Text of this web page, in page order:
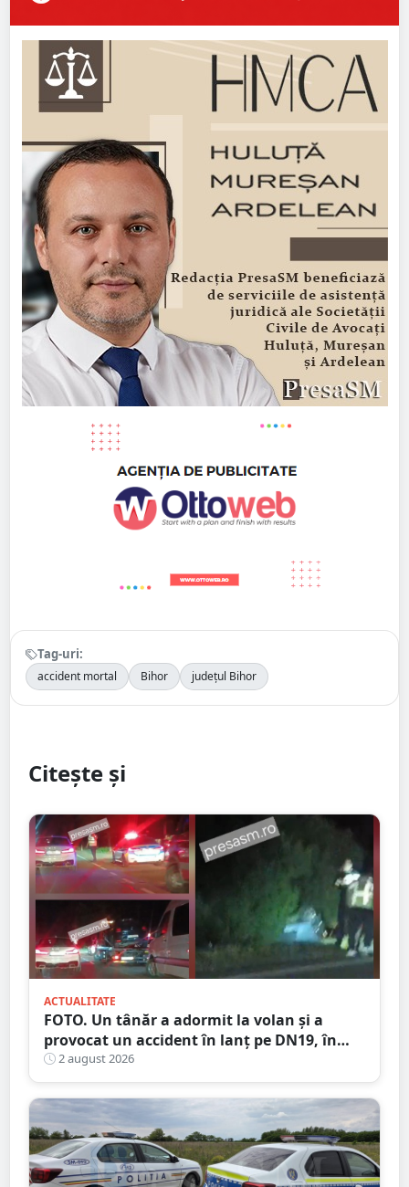
Tag-uri:
accident mortal Bihor județul Bihor
Citește și
ACTUALITATE
FOTO. Un tânăr a adormit la volan și a
provocat un accident în lanț pe DN19, în
județul Satu Mare
2 august 2026